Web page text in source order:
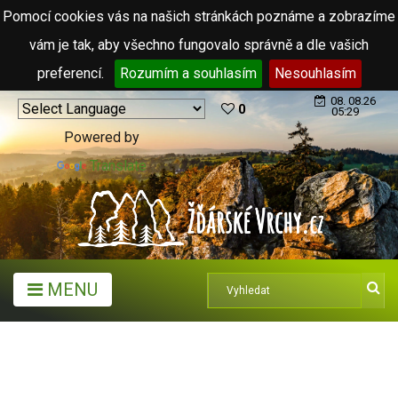
Pomocí cookies vás na našich stránkách poznáme a zobrazíme
vám je tak, aby všechno fungovalo správně a dle vašich
preferencí.
Rozumím a souhlasím Nesouhlasím
Powered by
Translate
0
08. 08.26
05:29
MENU